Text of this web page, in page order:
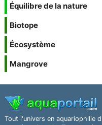
Équilibre de la nature
Biotope
Écosystème
Mangrove
Tout l'univers en aquariophilie